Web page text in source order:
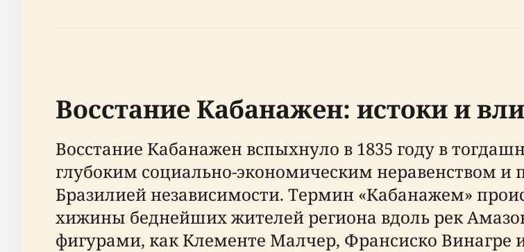
Восстание Кабанажен: истоки и
Восстание Кабанажен вспыхнуло в 1835 году в
глубоким социально-экономическим неравенством и
Бразилией независимости. Термин «Кабанажем»
хижины беднейших жителей региона вдоль рек
фигурами, как Клементе Малчер, Франсиско Винагре